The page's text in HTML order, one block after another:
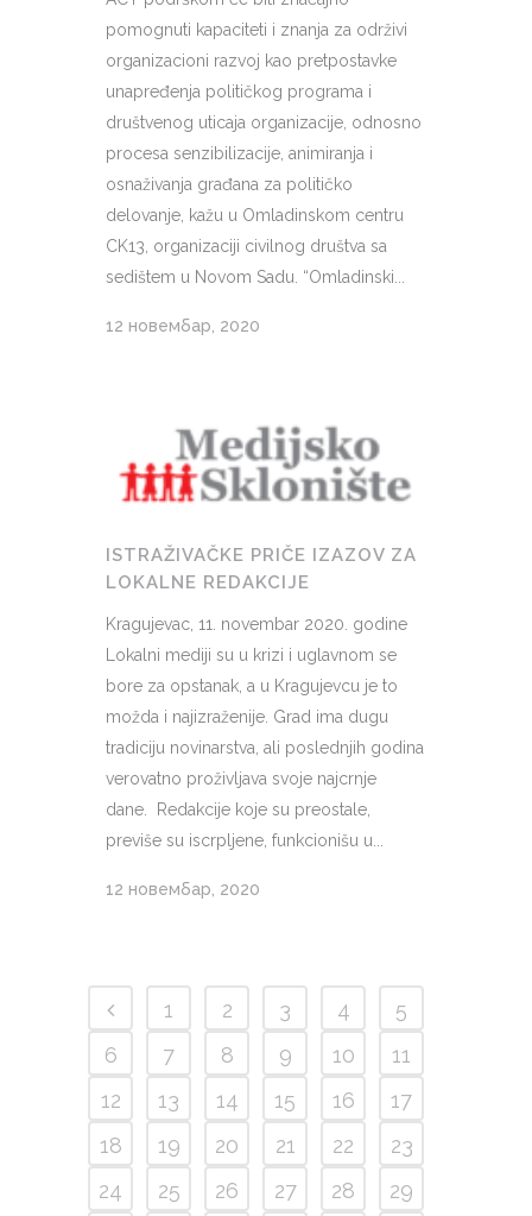
pomognuti kapaciteti i znanja za održivi
organizacioni razvoj kao pretpostavke
unapređenja političkog programa i
društvenog uticaja organizacije, odnosno
procesa senzibilizacije, animiranja i
osnaživanja građana za političko
delovanje, kažu u Omladinskom centru
CK13, organizaciji civilnog društva sa
sedištem u Novom Sadu. “Omladinski...
12 новембар, 2020
ISTRAŽIVAČKE PRIČE IZAZOV ZA
LOKALNE REDAKCIJE
Kragujevac, 11. novembar 2020. godine
Lokalni mediji su u krizi i uglavnom se
bore za opstanak, a u Kragujevcu je to
možda i najizraženije. Grad ima dugu
tradiciju novinarstva, ali poslednjih godina
verovatno proživljava svoje najcrnje
dane. Redakcije koje su preostale,
previše su iscrpljene, funkcionišu u...
12 новембар, 2020
1 2 3 4
5
6
7 8 9 10
11
12
13 14 15 16
17
18
19 20 21 22
23
24
25 26 27 28
29